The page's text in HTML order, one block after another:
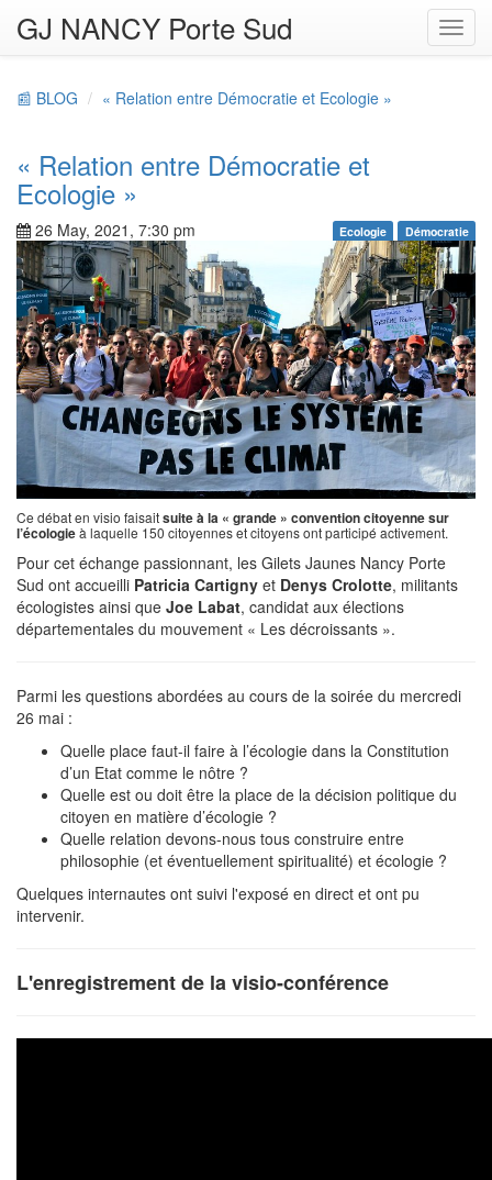
GJ NANCY Porte Sud
📰 BLOG « Relation entre Démocratie et Ecologie »
« Relation entre Démocratie et
Ecologie »
26 May, 2021, 7:30 pm Ecologie Démocratie
Ce débat en visio faisaitsuite à la « grande » convention citoyenne sur
l’écologieà laquelle 150 citoyennes et citoyens ont participé activement.
Pour cet échange passionnant, les Gilets Jaunes Nancy Porte
Sud ont accueilli Patricia Cartigny et Denys Crolotte, militants
écologistes ainsi que Joe Labat, candidat aux élections
départementales du mouvement « Les décroissants ».
Parmi les questions abordées au cours de la soirée du mercredi
26 mai :
Quelle place faut-il faire à l’écologie dans la Constitution
d’un Etat comme le nôtre ?
Quelle est ou doit être la place de la décision politique du
citoyen en matière d’écologie ?
Quelle relation devons-nous tous construire entre
philosophie (et éventuellement spiritualité) et écologie ?
Quelques internautes ont suivi l'exposé en direct et ont pu
intervenir.
L'enregistrement de la visio-conférence